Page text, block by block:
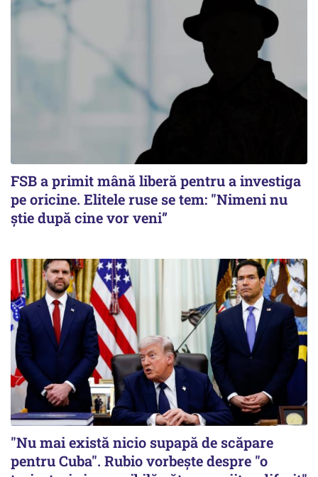
FSB a primit mână liberă pentru a investiga
pe oricine. Elitele ruse se tem: "Nimeni nu
știe după cine vor veni”
"Nu mai există nicio supapă de scăpare
pentru Cuba". Rubio vorbește despre "o